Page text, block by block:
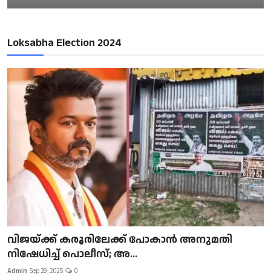
Loksabha Election 2024
വിജയ്ക്ക് കരൂരിലേക്ക് പോകാൻ അനുമതി
നിഷേധിച്ച് പൊലീസ്; അ...
Admin Sep 29, 2025 0